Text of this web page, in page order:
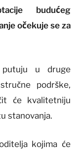
budućeg
očekuje se za
putuju u druge
podrške,
će kvalitetniju
stanovanja.
kojima će